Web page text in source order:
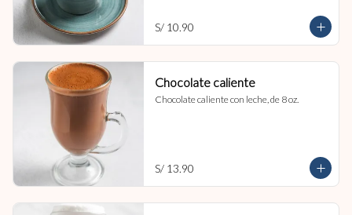
S/ 10.90
Chocolate caliente
Chocolate caliente con leche, de 8 oz.
S/ 13.90